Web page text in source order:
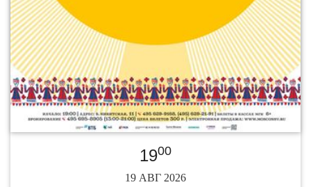
1900
19 АВГ 2026